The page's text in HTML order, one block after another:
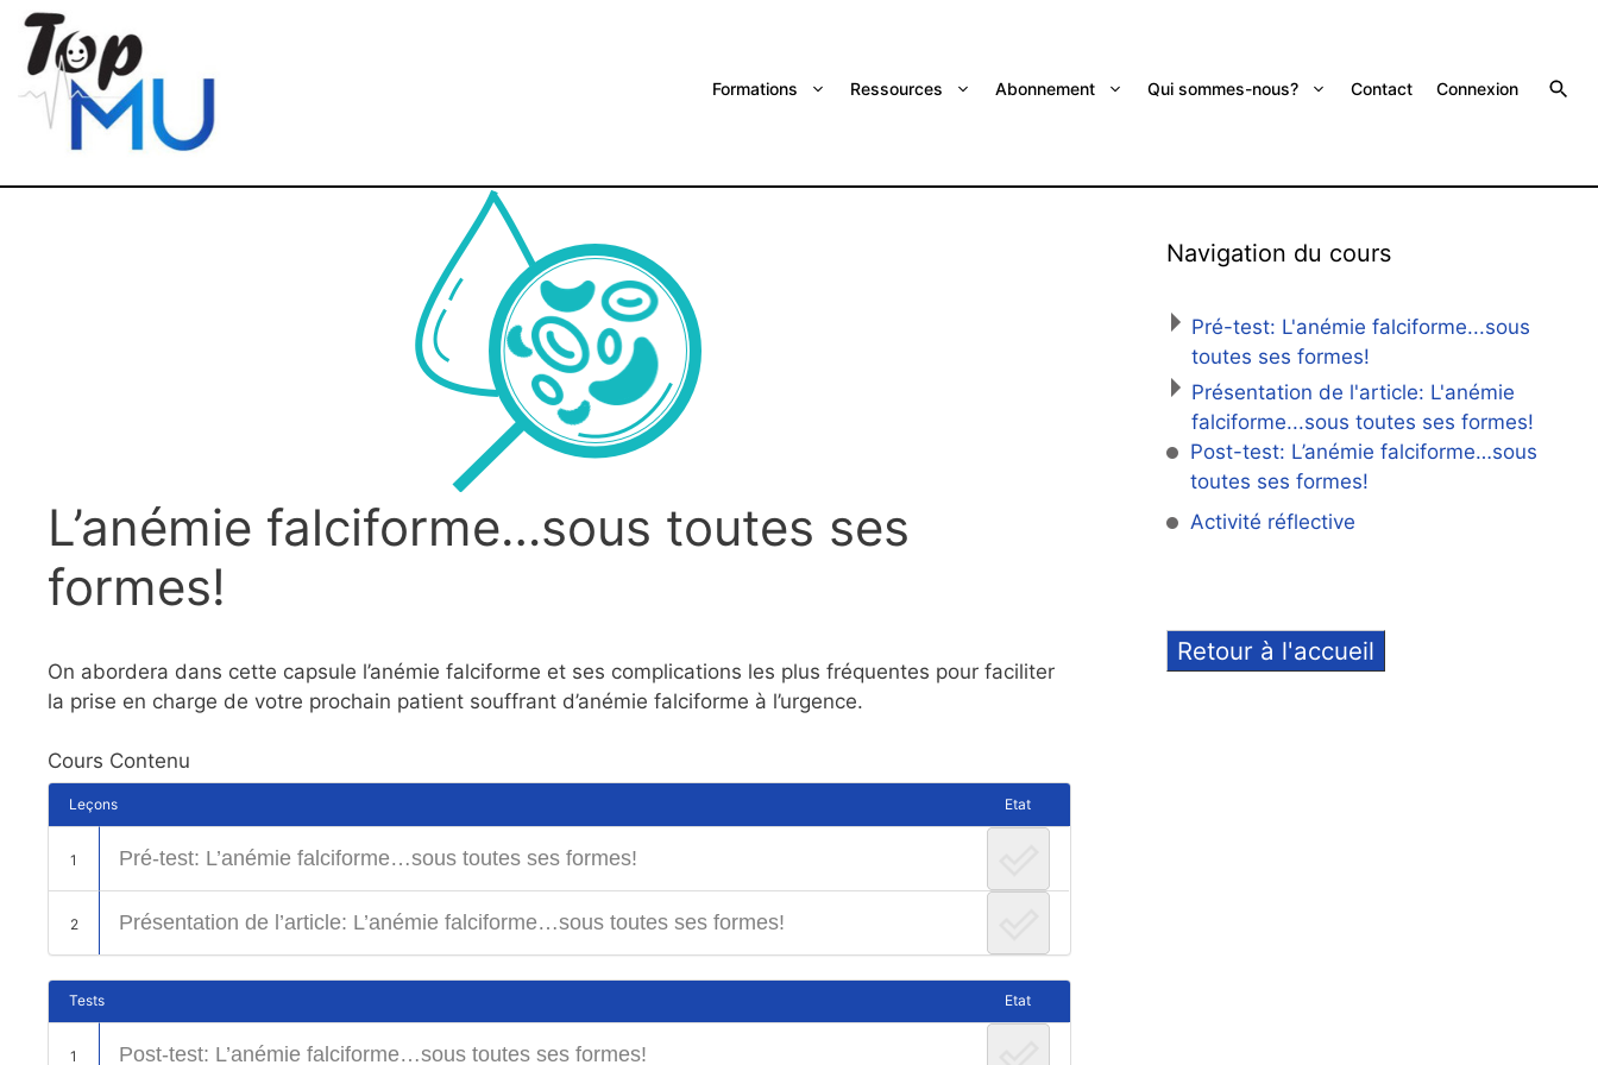
Formations Ressources Abonnement Qui sommes-nous? Contact Connexion
L’anémie falciforme…sous toutes ses
formes!
On abordera dans cette capsule l’anémie falciforme et ses complications les plus fréquentes pour faciliter
la prise en charge de votre prochain patient souffrant d’anémie falciforme à l’urgence.
Cours Contenu
Leçons Etat
1 Pré-test: L’anémie falciforme…sous toutes ses formes!
2 Présentation de l’article: L’anémie falciforme…sous toutes ses formes!
Tests Etat
1 Post-test: L’anémie falciforme…sous toutes ses formes!
Navigation du cours
Pré-test: L'anémie falciforme...sous
toutes ses formes!
Présentation de l'article: L'anémie
falciforme...sous toutes ses formes!
Post-test: L’anémie falciforme…sous
toutes ses formes!
Activité réflective
Retour à l'accueil